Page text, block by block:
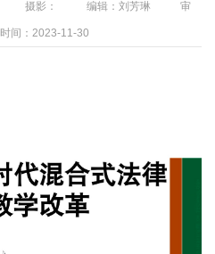
摄影： 编辑：刘芳琳 审
时间：2023-11-30